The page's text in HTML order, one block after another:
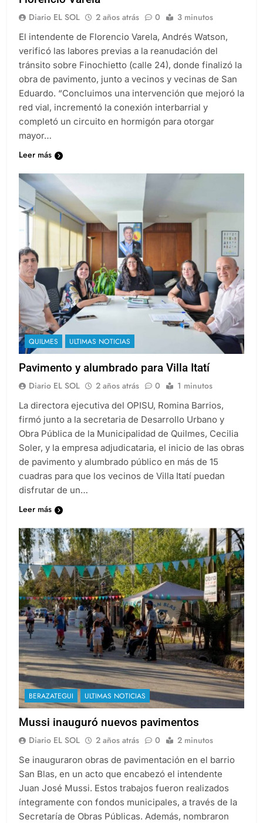
Diario EL SOL 2 años atrás 0 3 minutos
El intendente de Florencio Varela, Andrés Watson,
verificó las labores previas a la reanudación del
tránsito sobre Finochietto (calle 24), donde finalizó la
obra de pavimento, junto a vecinos y vecinas de San
Eduardo. “Concluimos una intervención que mejoró la
red vial, incrementó la conexión interbarrial y
completó un circuito en hormigón para otorgar
mayor…
Leer más
QUILMES ULTIMAS NOTICIAS
Pavimento y alumbrado para Villa Itatí
Diario EL SOL 2 años atrás 0 1 minutos
La directora ejecutiva del OPISU, Romina Barrios,
firmó junto a la secretaria de Desarrollo Urbano y
Obra Pública de la Municipalidad de Quilmes, Cecilia
Soler, y la empresa adjudicataria, el inicio de las obras
de pavimento y alumbrado público en más de 15
cuadras para que los vecinos de Villa Itatí puedan
disfrutar de un…
Leer más
BERAZATEGUI ULTIMAS NOTICIAS
Mussi inauguró nuevos pavimentos
Diario EL SOL 2 años atrás 0 2 minutos
Se inauguraron obras de pavimentación en el barrio
San Blas, en un acto que encabezó el intendente
Juan José Mussi. Estos trabajos fueron realizados
íntegramente con fondos municipales, a través de la
Secretaría de Obras Públicas. Además, nombraron